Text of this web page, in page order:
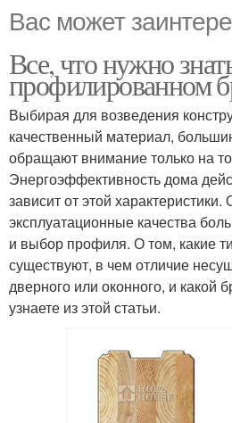
Вас может
Все, что нужно
профилированном
Выбирая для возведения
качественный материал,
обращают внимание только на
Энергоэффективность дома
зависит от этой характеристики.
эксплуатационные качества
и выбор профиля. О том, какие
существуют, в чем отличие
дверного или оконного, и какой
узнаете из этой статьи.